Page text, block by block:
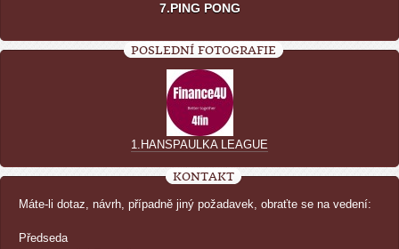
7.PING PONG
POSLEDNÍ FOTOGRAFIE
1.HANSPAULKA LEAGUE
KONTAKT
Máte-li dotaz, návrh, případně jiný požadavek, obraťte se na vedení:
Předseda